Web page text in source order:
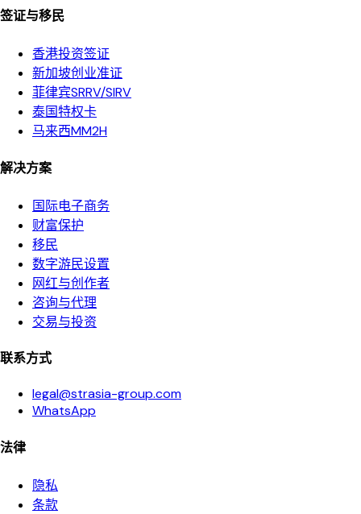
签证与移民
香港投资签证
新加坡创业准证
菲律宾SRRV/SIRV
泰国特权卡
马来西MM2H
解决方案
国际电子商务
财富保护
移民
数字游民设置
网红与创作者
咨询与代理
交易与投资
联系方式
legal@strasia-group.com
WhatsApp
法律
隐私
条款